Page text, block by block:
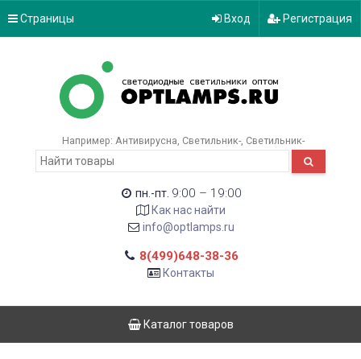
Страницы Вход Регистрация
Например: Антивирусна Светильник- Светильник-
пн.-пт. 9:00 – 19:00
Как нас найти
info@optlamps.ru
8(499)648-38-36
Контакты
Каталог товаров